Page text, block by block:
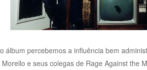
álbum percebemos a influência bem
e seus colegas de Rage Against the